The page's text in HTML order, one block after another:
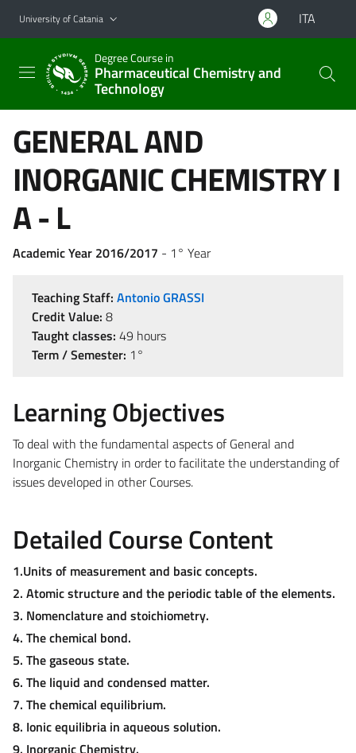
Go to main content
Go to navigation menu
University of Catania ITA
Degree Course in
Pharmaceutical Chemistry and
Technology
GENERAL AND
INORGANIC CHEMISTRY I
A - L
Academic Year 2016/2017 - 1° Year
Teaching Staff: Antonio GRASSI
Credit Value: 8
Taught classes: 49 hours
Term / Semester: 1°
Learning Objectives
To deal with the fundamental aspects of General and
Inorganic Chemistry in order to facilitate the understanding of
issues developed in other Courses.
Detailed Course Content
1.Units of measurement and basic concepts.
2. Atomic structure and the periodic table of the elements.
3. Nomenclature and stoichiometry.
4. The chemical bond.
5. The gaseous state.
6. The liquid and condensed matter.
7. The chemical equilibrium.
8. Ionic equilibria in aqueous solution.
9. Inorganic Chemistry.